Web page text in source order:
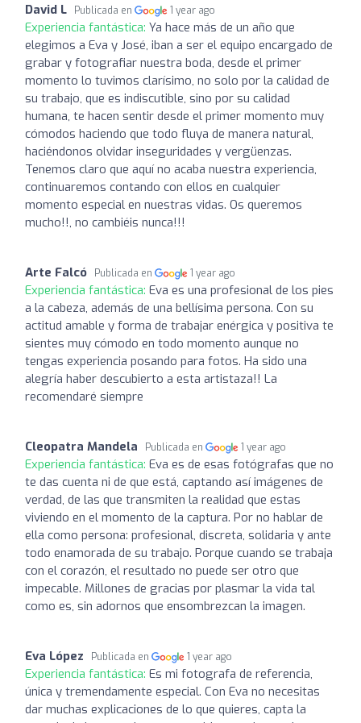
David L Publicada en 1 year ago
Experiencia fantástica: Ya hace más de un año que
elegimos a Eva y José, iban a ser el equipo encargado de
grabar y fotografiar nuestra boda, desde el primer
momento lo tuvimos clarísimo, no solo por la calidad de
su trabajo, que es indiscutible, sino por su calidad
humana, te hacen sentir desde el primer momento muy
cómodos haciendo que todo fluya de manera natural,
haciéndonos olvidar inseguridades y vergüenzas.
Tenemos claro que aquí no acaba nuestra experiencia,
continuaremos contando con ellos en cualquier
momento especial en nuestras vidas. Os queremos
mucho!!, no cambiéis nunca!!!
Arte Falcó Publicada en 1 year ago
Experiencia fantástica: Eva es una profesional de los pies
a la cabeza, además de una bellísima persona. Con su
actitud amable y forma de trabajar enérgica y positiva te
sientes muy cómodo en todo momento aunque no
tengas experiencia posando para fotos. Ha sido una
alegría haber descubierto a esta artistaza!! La
recomendaré siempre
Cleopatra Mandela Publicada en 1 year ago
Experiencia fantástica: Eva es de esas fotógrafas que no
te das cuenta ni de que está, captando así imágenes de
verdad, de las que transmiten la realidad que estas
viviendo en el momento de la captura. Por no hablar de
ella como persona: profesional, discreta, solidaria y ante
todo enamorada de su trabajo. Porque cuando se trabaja
con el corazón, el resultado no puede ser otro que
impecable. Millones de gracias por plasmar la vida tal
como es, sin adornos que ensombrezcan la imagen.
Eva López Publicada en 1 year ago
Experiencia fantástica: Es mi fotografa de referencia,
única y tremendamente especial. Con Eva no necesitas
dar muchas explicaciones de lo que quieres, capta la